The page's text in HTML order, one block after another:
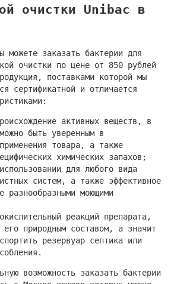
очистки Unibac в
можете заказать бактерии для
очистки по цене от 850 рублей
поставками которой мы
сертификатной и отличается
активных веществ, в
быть уверенным в
товара, а также
химических запахов;
для любого вида
систем, а также эффективное
разнообразными моющими
реакций препарата,
его природным составом, а значит
резервуар септика или
возможность заказать бактерии